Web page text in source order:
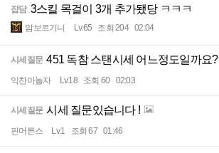
잡담 3스킬 목걸이 3개 추가됐당 ㅋㅋㅋ
맘보르기니 Lv.65 조회 204 02:04
시세질문 451 독참 스탠시세 어느정도일까요?
익찬아놀자 Lv.18 조회 60 02:03
시세질문 시세 질문있습니다 !
핀머튼스 Lv.1 조회 67 01:46